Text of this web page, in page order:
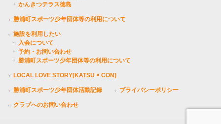
かんきつテラス徳島
勝浦町スポーツ少年団体等の利用について
施設を利用したい
入会について
予約・お問い合わせ
勝浦町スポーツ少年団体等の利用について
LOCAL LOVE STORY[KATSU × CON]
勝浦町スポーツ少年団体活動記録 プライバシーポリシー
クラブへのお問い合わせ